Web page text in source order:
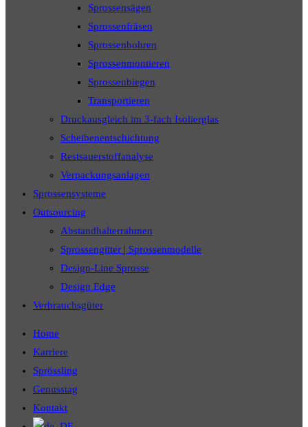
Sprossensägen
Sprossenfräsen
Sprossenbohren
Sprossenmontieren
Sprossenbiegen
Transportieren
Druckausgleich im 3-fach Isolierglas
Scheibenentschichtung
Restsauerstoffanalyse
Verpackungsanlagen
Sprossensysteme
Outsourcing
Abstandhalterrahmen
Sprossengitter | Sprossenmodelle
Design-Line Sprosse
Design Edge
Verbrauchsgüter
Home
Karriere
Sprössling
Genusstag
Kontakt